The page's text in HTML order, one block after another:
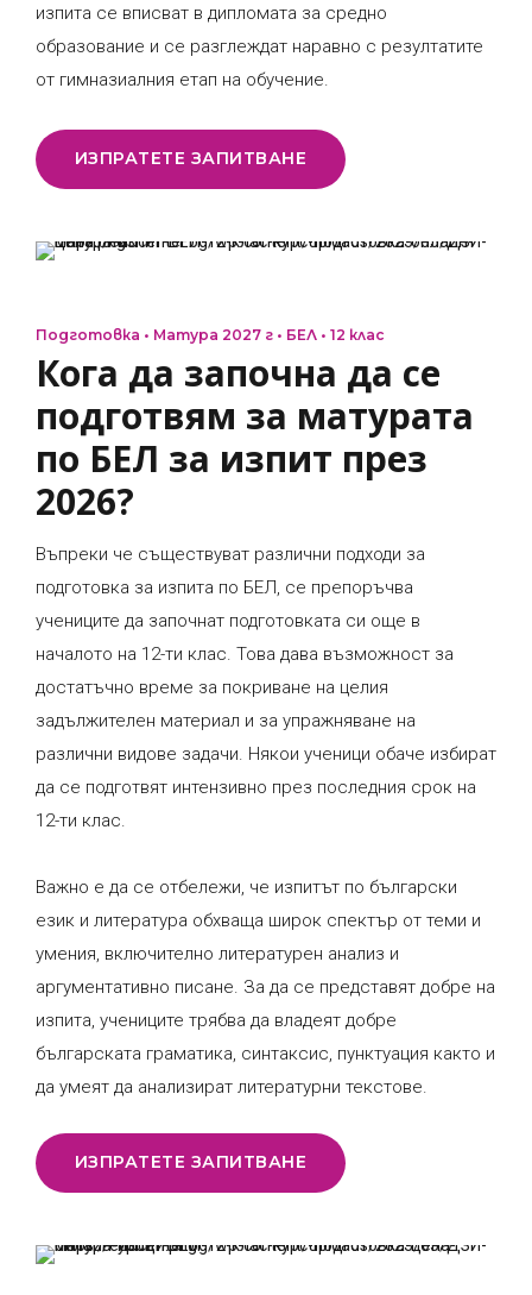
изпита се вписват в дипломата за средно
образование и се разглеждат наравно с резултатите
от гимназиалния етап на обучение.
ИЗПРАТЕТЕ ЗАПИТВАНЕ
Подготовка • Матура 2027 г • БЕЛ • 12 клас
Кога да започна да се
подготвям за матурата
по БЕЛ за изпит през
2026?
Въпреки че съществуват различни подходи за
подготовка за изпита по БЕЛ, се препоръчва
учениците да започнат подготовката си още в
началото на 12-ти клас. Това дава възможност за
достатъчно време за покриване на целия
задължителен материал и за упражняване на
различни видове задачи. Някои ученици обаче избират
да се подготвят интензивно през последния срок на
12-ти клас.
Важно е да се отбележи, че изпитът по български
език и литература обхваща широк спектър от теми и
умения, включително литературен анализ и
аргументативно писане. За да се представят добре на
изпита, учениците трябва да владеят добре
българската граматика, синтаксис, пунктуация както и
да умеят да анализират литературни текстове.
ИЗПРАТЕТЕ ЗАПИТВАНЕ